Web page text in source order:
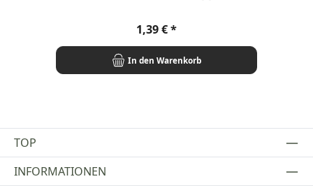
Regulärer Preis:
1,39 €
In den Warenkorb
TOP
INFORMATIONEN